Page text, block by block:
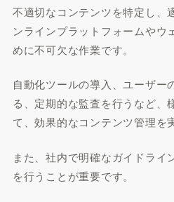
不適切なコンテンツを特定し、
ンラインプラットフォームやウ
めに不可欠な作業です。
自動化ツールの導入、ユーザー
る、定期的な監査を行うなど、
て、効果的なコンテンツ管理を
また、社内で明確なガイドライ
を行うことが重要です。